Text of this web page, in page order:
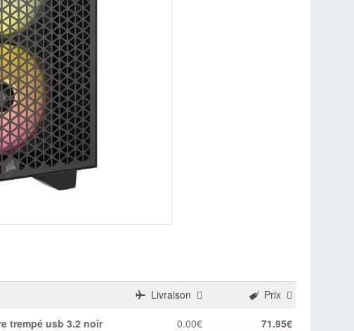
Livraison Prix
trempé usb 3.2 noir
0.00€
71.95€